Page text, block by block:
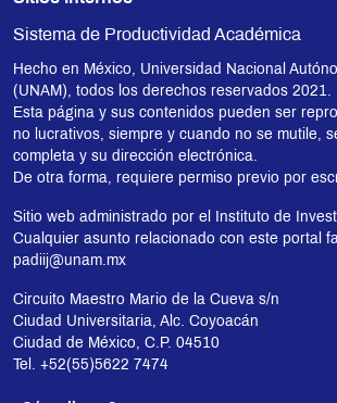
Sistema de Productividad Académica
Hecho en México, Universidad Nacional
(UNAM), todos los derechos reservados 2021.
Esta página y sus contenidos pueden ser
no lucrativos, siempre y cuando no se mutile,
completa y su dirección electrónica.
De otra forma, requiere permiso previo por
Sitio web administrado por el Instituto de
Cualquier asunto relacionado con este portal
padiij@unam.mx
Circuito Maestro Mario de la Cueva s/n
Ciudad Universitaria, Alc. Coyoacán
Ciudad de México, C.P. 04510
Tel. +52(55)5622 7474